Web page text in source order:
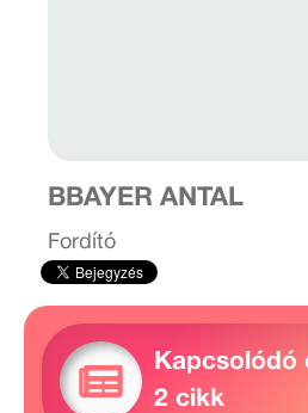
BBAYER ANTAL
Fordító
Kapcsolódó
2 cikk